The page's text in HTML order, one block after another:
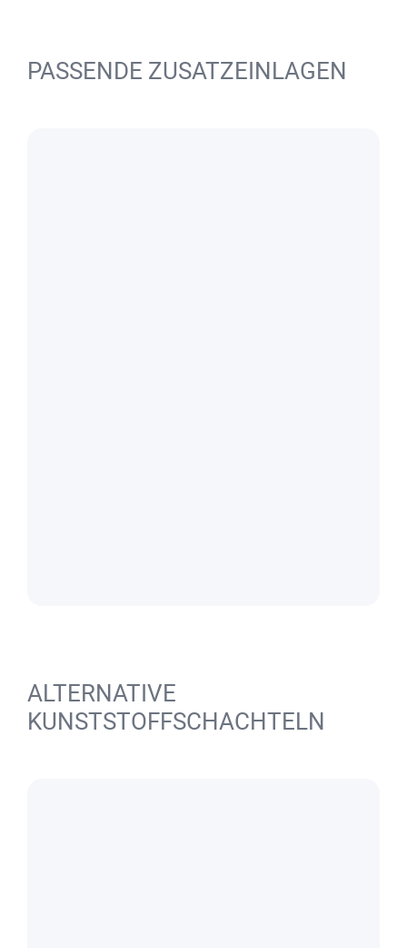
PASSENDE ZUSATZEINLAGEN
ALTERNATIVE
KUNSTSTOFFSCHACHTELN